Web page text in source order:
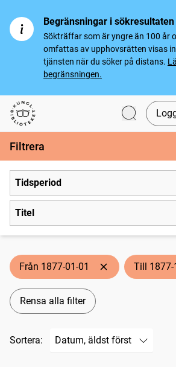
Begränsningar i sökresultaten
Sökträffar som är yngre än 100 år
omfattas av upphovsrätten visas
tjänsten när du söker på distans.
begränsningen.
Svenska tidningar
Filtrera
Tidsperiod
Titel
Från 1877-01-01 Till 1877-
Rensa alla filter
Sortera: